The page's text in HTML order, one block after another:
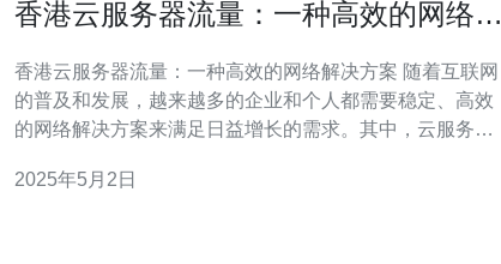
香港云服务器流量：一种高效的网络解
香港云服务器流量：一种高效的网络解决方案 随着互联网
的普及和发展，越来越多的企业和个人都需要稳定、高效
的网络解决方案来满足日益增长的需求。其中，云服务器
的关注和使用。本文将介绍香港云服务器流量的特点和优
2025年5月2日